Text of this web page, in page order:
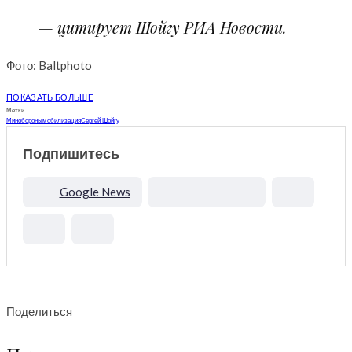
— цитирует Шойгу РИА Новости.
Фото: Baltphoto
ПОКАЗАТЬ БОЛЬШЕ
Метки
МиноборонымобилизацияСергей Шойгу
Подпишитесь
Google News
Поделиться